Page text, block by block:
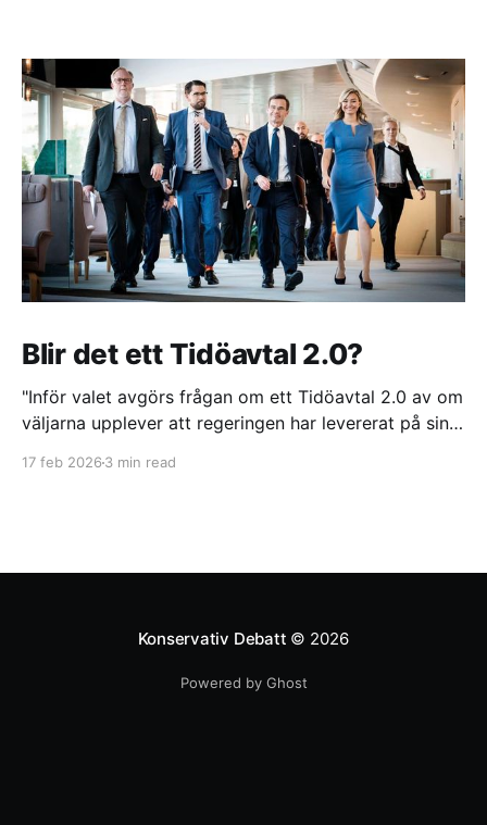
Blir det ett Tidöavtal 2.0?
"Inför valet avgörs frågan om ett Tidöavtal 2.0 av om
väljarna upplever att regeringen har levererat på sina
17 feb 2026 3 min read
Konservativ Debatt © 2026
Powered by Ghost